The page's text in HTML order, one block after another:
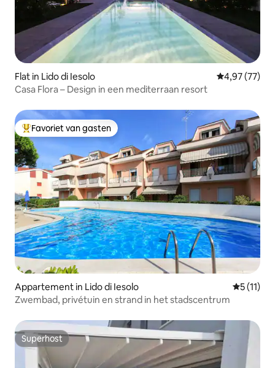
Flat in Lido di Iesolo Gemiddelde
4,97 (77)
Casa Flora – Design in een mediterraan resort
Topfavoriet van gasten
Favoriet van gasten
Appartement in Lido di Iesolo
5 (11)
Zwembad, privétuin en strand in het stadscentrum
Superhost
Superhost